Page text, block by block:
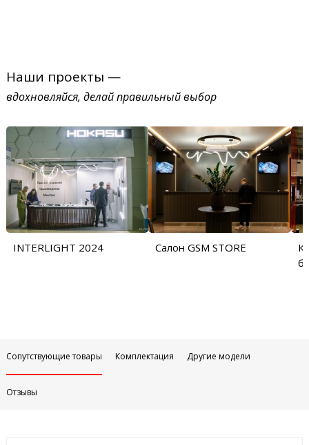
Наши проекты —
вдохновляйся, делай правильный выбор
INTERLIGHT 2024 Салон GSM STORE
Сопутствующие товары Комплектация Другие модели
Отзывы